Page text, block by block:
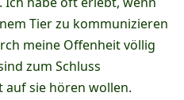
Tier zu kommunizieren
meine Offenheit völlig
zum Schluss
auf sie hören wollen.